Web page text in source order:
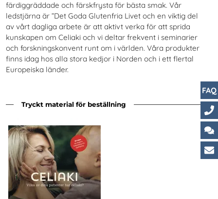
färdiggräddade och färskfrysta för bästa smak. Vår
ledstjärna är ”Det Goda Glutenfria Livet och en viktig del
av vårt dagliga arbete är att aktivt verka för att sprida
kunskapen om Celiaki och vi deltar frekvent i seminarier
och forskningskonvent runt om i världen. Våra produkter
finns idag hos alla stora kedjor i Norden och i ett flertal
Europeiska länder.
Tryckt material för beställning
FAQ